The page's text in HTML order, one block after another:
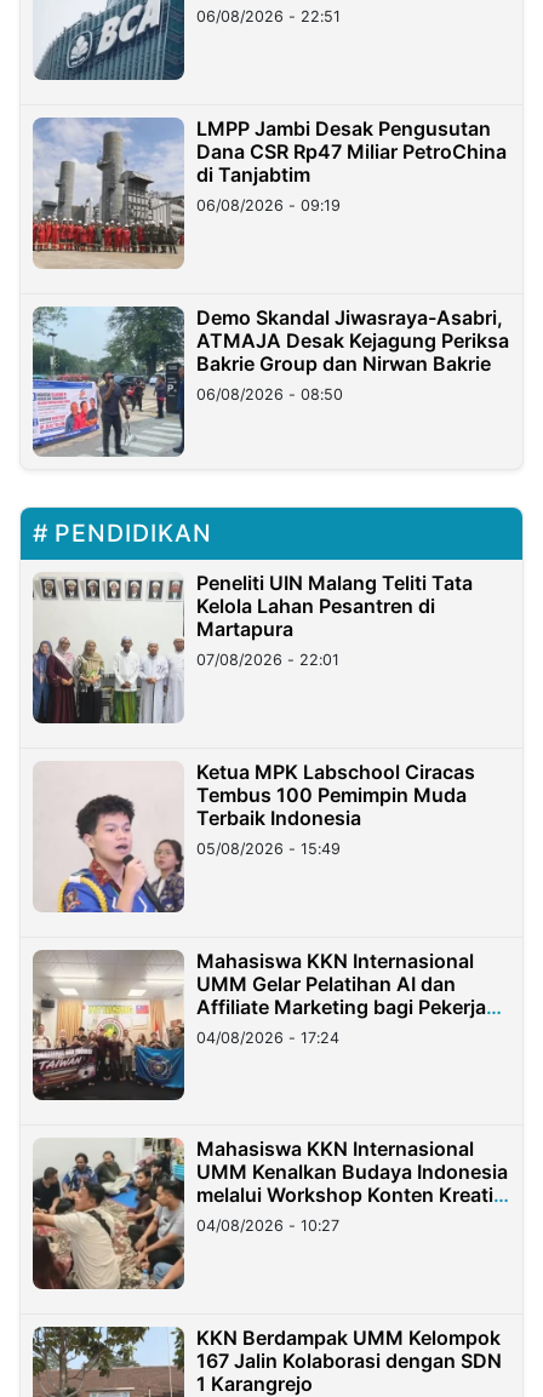
06/08/2026 - 22:51
LMPP Jambi Desak Pengusutan
Dana CSR Rp47 Miliar PetroChina
di Tanjabtim
06/08/2026 - 09:19
Demo Skandal Jiwasraya-Asabri,
ATMAJA Desak Kejagung Periksa
Bakrie Group dan Nirwan Bakrie
06/08/2026 - 08:50
PENDIDIKAN
Peneliti UIN Malang Teliti Tata
Kelola Lahan Pesantren di
Martapura
07/08/2026 - 22:01
Ketua MPK Labschool Ciracas
Tembus 100 Pemimpin Muda
Terbaik Indonesia
05/08/2026 - 15:49
Mahasiswa KKN Internasional
UMM Gelar Pelatihan AI dan
Affiliate Marketing bagi Pekerja
Migran Indonesia di Taiwan
04/08/2026 - 17:24
Mahasiswa KKN Internasional
UMM Kenalkan Budaya Indonesia
melalui Workshop Konten Kreatif
di Taiwan
04/08/2026 - 10:27
KKN Berdampak UMM Kelompok
167 Jalin Kolaborasi dengan SDN
1 Karangrejo